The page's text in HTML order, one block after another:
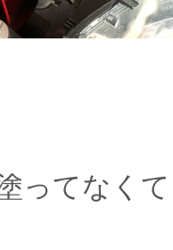
ってなく